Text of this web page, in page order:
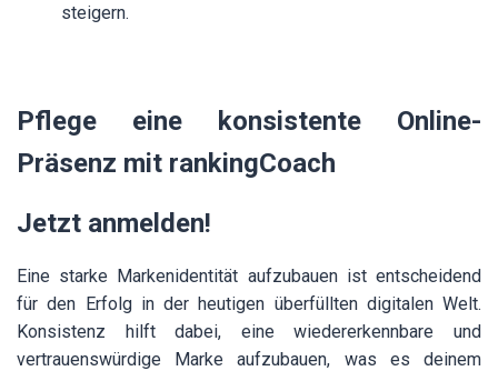
steigern.
Pflege eine konsistente Online-
Präsenz mit rankingCoach
Jetzt anmelden!
Eine starke Markenidentität aufzubauen ist entscheidend
für den Erfolg in der heutigen überfüllten digitalen Welt.
Konsistenz hilft dabei, eine wiedererkennbare und
vertrauenswürdige Marke aufzubauen, was es deinem